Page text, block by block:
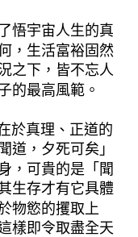
悟宇宙人生的真
，生活富裕固然
之下，皆不忘人
的最高風範。
真理、正道的
道，夕死可矣」
，可貴的是「聞
生存才有它具體
物慾的攫取上
樣即令取盡全天